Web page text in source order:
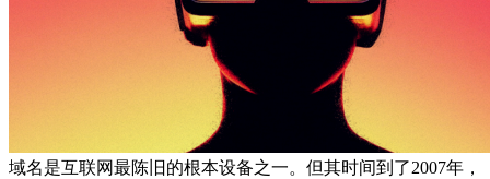
域名是互联网最陈旧的根本设备之一。但其时间到了2007年，